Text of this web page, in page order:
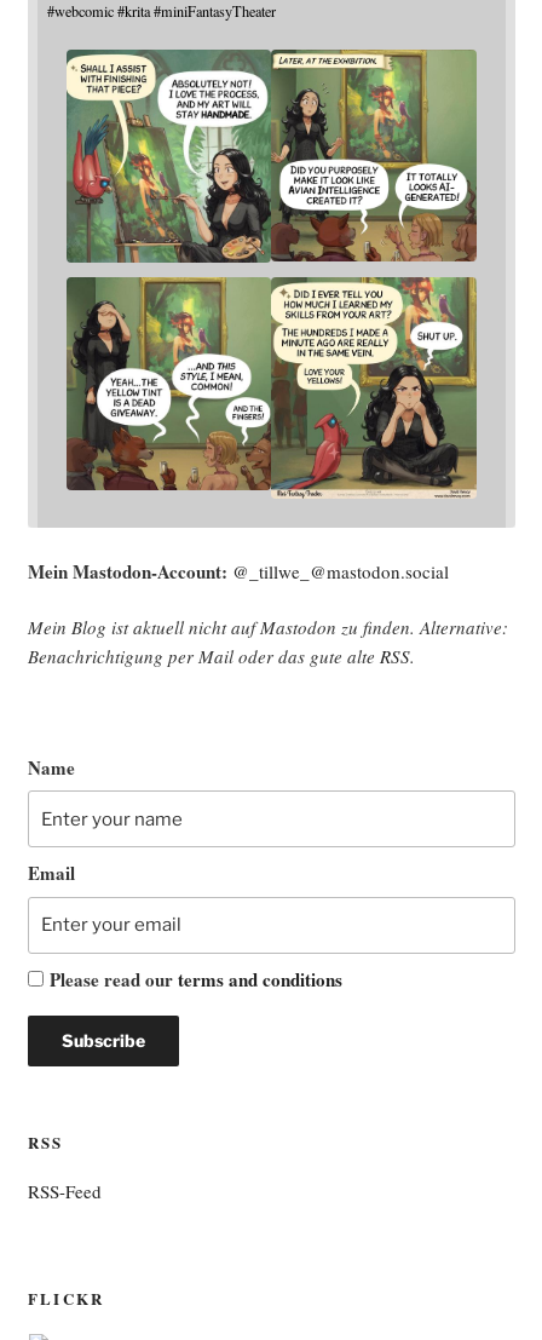
#webcomic #krita #miniFantasyTheater
Mein Mast­o­don-Account: @_tillwe_@mastodon.social
Mein Blog ist aktu­ell nicht auf Mast­o­don zu fin­den. Alter­na­ti­ve:
Benach­rich­ti­gung per Mail oder das gute alte RSS.
Name
Email
Please read ourterms and conditions
RSS
RSS-Feed
FLICKR